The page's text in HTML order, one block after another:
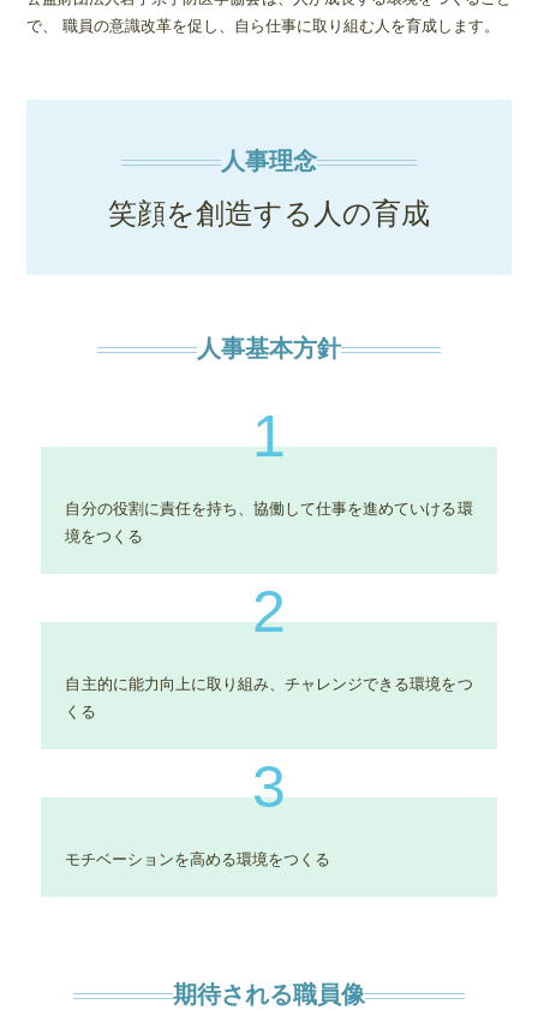
で、
職員の意識改革を促し、自ら仕事に取り組む人を育成します。
人事理念
笑顔を創造する人の育成
人事基本方針
1
自分の役割に責任を持ち、協働して仕事を進めていける環
境をつくる
2
自主的に能力向上に取り組み、チャレンジできる環境をつ
くる
3
モチベーションを高める環境をつくる
期待される職員像